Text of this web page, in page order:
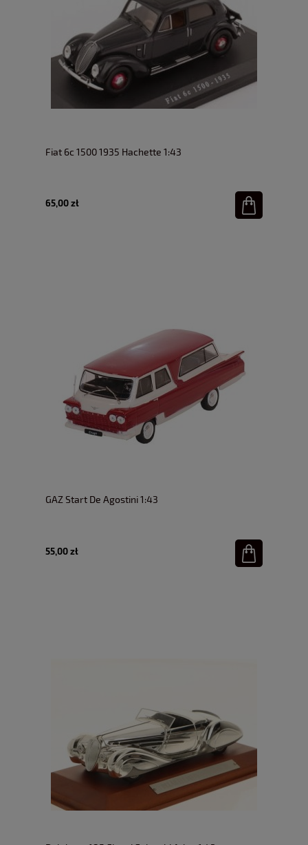
Fiat 6c 1500 1935 Hachette 1:43
65,00 zł
GAZ Start De Agostini 1:43
55,00 zł